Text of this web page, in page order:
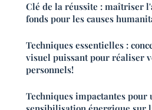
Clé de la réussite : maîtriser
fonds pour les causes
Techniques essentielles :
visuel puissant pour réaliser
personnels!
Techniques impactantes pour